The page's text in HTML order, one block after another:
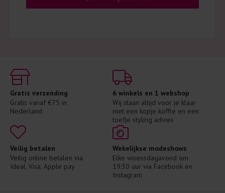
Gratis verzending
Gratis vanaf €75 in
Nederland
6 winkels en 1 webshop
Wij staan altijd voor je klaar
met een kopje koffie en een
toefje styling advies
Veilig betalen
Veilig online betalen via
Ideal, Visa, Apple pay
Wekelijkse modeshows
Elke woensdagavond om
19:30 uur via Facebook en
Instagram